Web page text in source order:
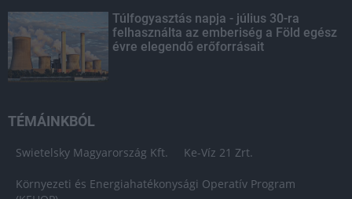
Túlfogyasztás napja - július 30-ra
felhasználta az emberiség a Föld egész
évre elegendő erőforrásait
TÉMÁINKBÓL
Swietelsky Magyarország Kft. Ke-Víz 21 Zrt.
Környezeti és Energiahatékonysági Operatív Program